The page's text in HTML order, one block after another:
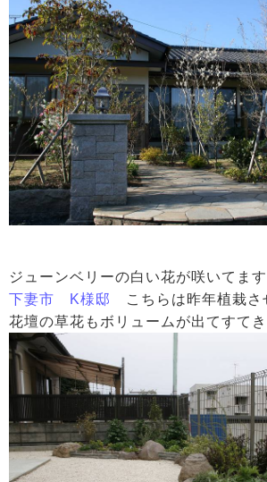
ジューンベリーの白い花が咲いてます
下妻市 K様邸
こちらは昨年植栽さ
花壇の草花もボリュームが出てすて